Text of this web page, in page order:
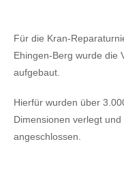
Für die Kran-
Ehingen-Berg wurde die
aufgebaut.
Hierfür wurden über
Dimensionen verlegt
angeschlossen.